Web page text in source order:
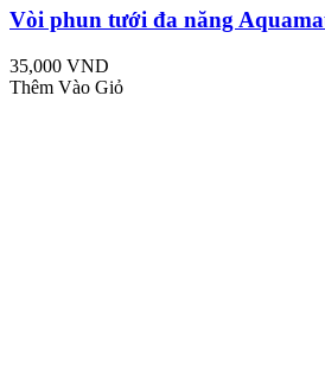
Vòi phun tưới đa năng
35,000 VND
Thêm Vào Giỏ